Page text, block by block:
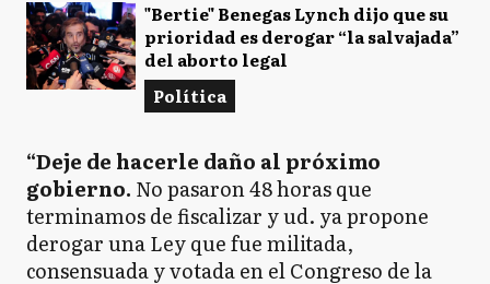
"Bertie" Benegas Lynch dijo que su
prioridad es derogar “la salvajada”
del aborto legal
Política
“Deje de hacerle daño al próximo
gobierno. No pasaron 48 horas que
terminamos de fiscalizar y ud. ya propone
derogar una Ley que fue militada,
consensuada y votada en el Congreso de la